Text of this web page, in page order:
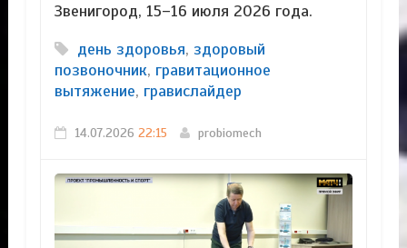
Звенигород, 15–16 июля 2026 года.
день здоровья, здоровый
позвоночник, гравитационное
вытяжение, гравислайдер
14.07.2026 22:15 probiomech